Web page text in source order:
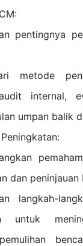
pentingnya
metode
internal,
umpan balik
dan peninjauan
langkah-
untuk